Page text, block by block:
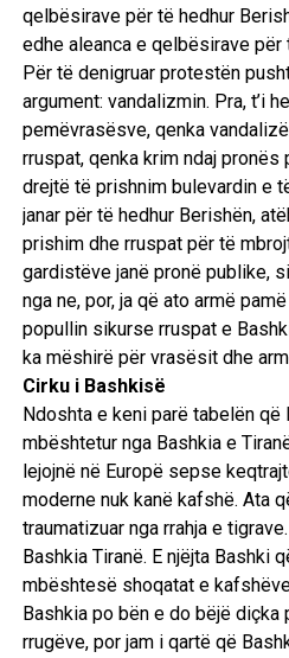
qelbësirave për të hedhur
edhe aleanca e qelbësirave për
Për të denigruar protestën
argument: vandalizmin. Pra, t’i
pemëvrasësve, qenka
rruspat, qenka krim ndaj
drejtë të prishnim bulevardin e
janar për të hedhur Berishën,
prishim dhe rruspat për të
gardistëve janë pronë publike,
nga ne, por, ja që ato armë
popullin sikurse rruspat e
ka mëshirë për vrasësit dhe
Cirku i Bashkisë
Ndoshta e keni parë tabelën që
mbështetur nga Bashkia e
lejojnë në Europë sepse
moderne nuk kanë kafshë. Ata
traumatizuar nga rrahja e
Bashkia Tiranë. E njëjta Bashki
mbështesë shoqatat e
Bashkia po bën e do bëjë diçka
rrugëve, por jam i qartë që